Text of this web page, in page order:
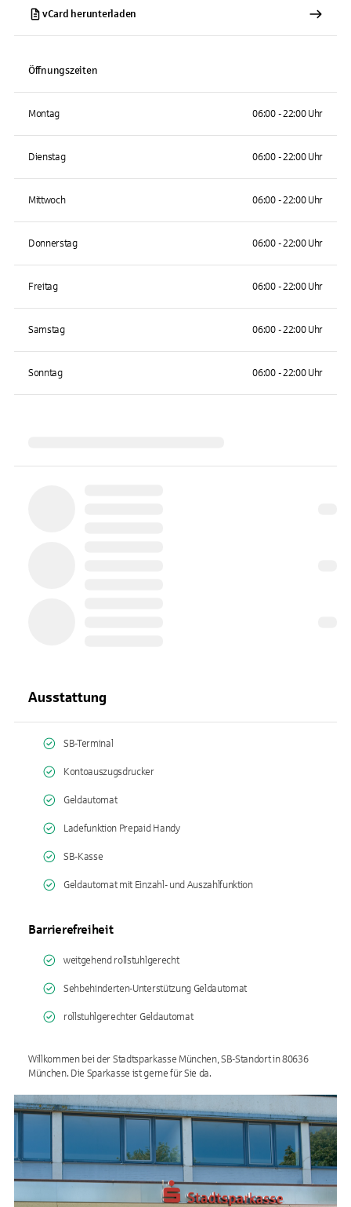
vCard herunterladen
Öffnungszeiten
Montag 06:00 - 22:00 Uhr
Dienstag 06:00 - 22:00 Uhr
Mittwoch 06:00 - 22:00 Uhr
Donnerstag 06:00 - 22:00 Uhr
Freitag 06:00 - 22:00 Uhr
Samstag 06:00 - 22:00 Uhr
Sonntag 06:00 - 22:00 Uhr
Ausstattung
SB-Terminal
Kontoauszugsdrucker
Geldautomat
Ladefunktion Prepaid Handy
SB-Kasse
Geldautomat mit Einzahl- und Auszahlfunktion
Barrierefreiheit
weitgehend rollstuhlgerecht
Sehbehinderten-Unterstützung Geldautomat
rollstuhlgerechter Geldautomat
Willkommen bei der Stadtsparkasse München, SB-Standort in 80636
München. Die Sparkasse ist gerne für Sie da.